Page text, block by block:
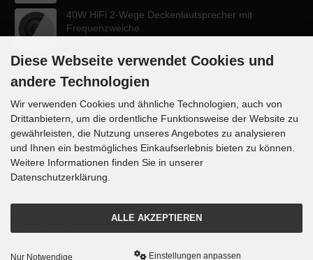
40W HiFi 2-Wege Deckenlautsprecher mit
Frequenzweiche
KONTAKT
Lautsprecher-OnlineShop.de
Rübekampstr. 35
46117 Oberhausen
Telefon +49 (0) 208 / 874188
Email info@danyluk.de
Diese Webseite verwendet Cookies und
andere Technologien
Wir verwenden Cookies und ähnliche Technologien, auch von
Drittanbietern, um die ordentliche Funktionsweise der Website zu
gewährleisten, die Nutzung unseres Angebotes zu analysieren
und Ihnen ein bestmögliches Einkaufserlebnis bieten zu können.
Weitere Informationen finden Sie in unserer
Datenschutzerklärung.
ALLE AKZEPTIEREN
Nur Notwendige Einstellungen anpassen